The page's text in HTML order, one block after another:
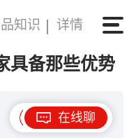
知识 详情
具备那些优势
在线聊